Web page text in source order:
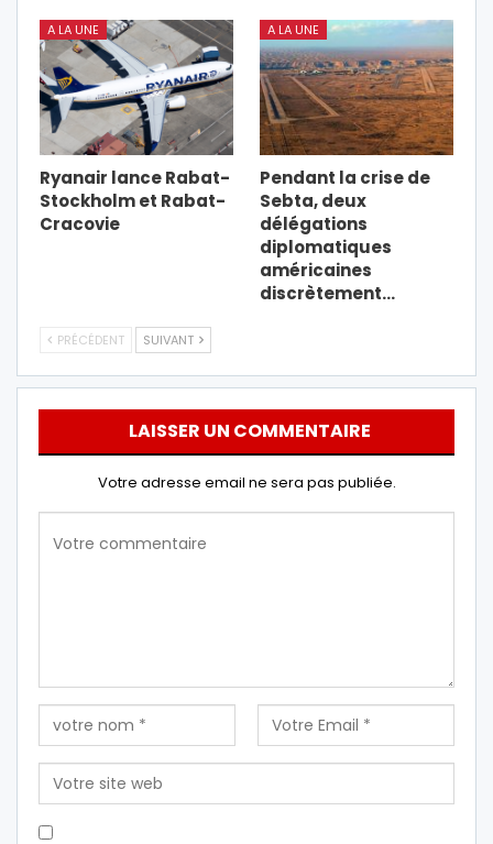
A LA UNE
Ryanair lance Rabat-
Stockholm et Rabat-
Cracovie
A LA UNE
Pendant la crise de
Sebta, deux
délégations
diplomatiques
américaines
discrètement…
PRÉCÉDENT SUIVANT
LAISSER UN COMMENTAIRE
Votre adresse email ne sera pas publiée.